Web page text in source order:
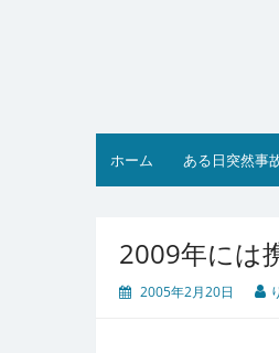
ホーム ある日突然事
2009年には
2005年2月20日